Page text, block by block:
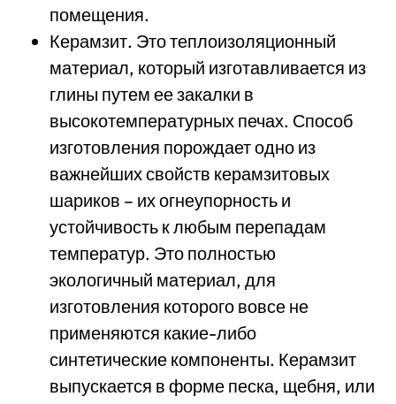
помещения.
Керамзит. Это теплоизоляционный
материал, который изготавливается из
глины путем ее закалки в
высокотемпературных печах. Способ
изготовления порождает одно из
важнейших свойств керамзитовых
шариков – их огнеупорность и
устойчивость к любым перепадам
температур. Это полностью
экологичный материал, для
изготовления которого вовсе не
применяются какие-либо
синтетические компоненты. Керамзит
выпускается в форме песка, щебня, или